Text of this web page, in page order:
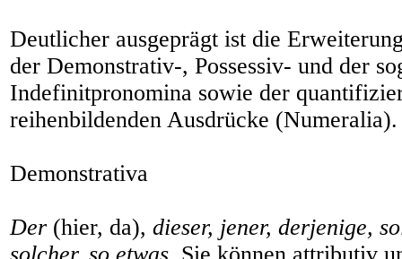
Deutlicher ausgeprägt ist die
der Demonstrativ-, Possessiv- und der
Indefinitpronomina sowie der
reihenbildenden Ausdrücke (Numeralia).
Demonstrativa
Der (hier, da), dieser, jener, derjenige,